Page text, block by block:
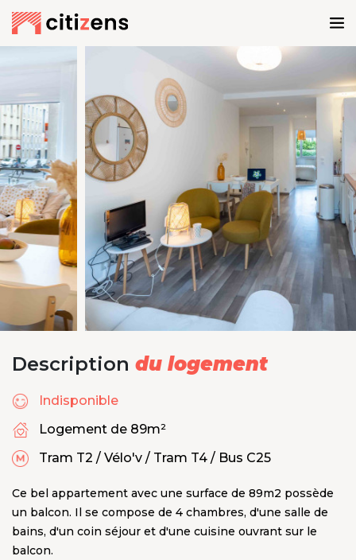
Description du logement
Indisponible
Logement de 89m²
Tram T2 / Vélo'v / Tram T4 / Bus C25
Ce bel appartement avec une surface de 89m2 possède
un balcon. Il se compose de 4 chambres, d'une salle de
bains, d'un coin séjour et d'une cuisine ouvrant sur le
balcon.